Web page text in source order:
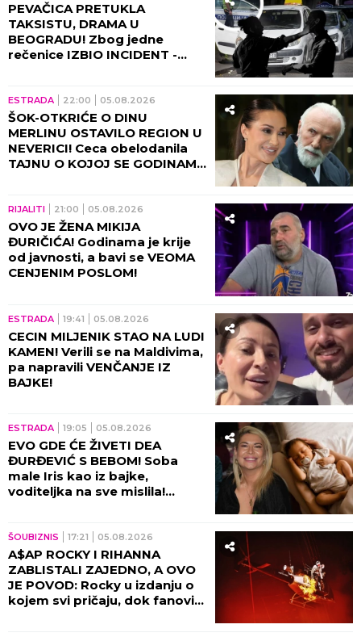
PEVAČICA PRETUKLA
TAKSISTU, DRAMA U
BEOGRADU! Zbog jedne
rečenice IZBIO INCIDENT -
ESTRADA 22:00 05.08.2026
ŠOK-OTKRIĆE O DINU
MERLINU OSTAVILO REGION U
NEVERICI! Ceca obelodanila
TAJNU O KOJOJ SE GODINAMA
RIJALITI 21:00 05.08.2026
OVO JE ŽENA MIKIJA
ĐURIČIĆA! Godinama je krije
od javnosti, a bavi se VEOMA
CENJENIM POSLOM!
ESTRADA 19:41 05.08.2026
CECIN MILJENIK STAO NA LUDI
KAMEN! Verili se na Maldivima,
pa napravili VENČANJE IZ
BAJKE!
ESTRADA 19:05 05.08.2026
EVO GDE ĆE ŽIVETI DEA
ĐURĐEVIĆ S BEBOM! Soba
male Iris kao iz bajke,
voditeljka na sve mislila!
ŠOUBIZNIS 17:21 05.08.2026
A$AP ROCKY I RIHANNA
ZABLISTALI ZAJEDNO, A OVO
JE POVOD: Rocky u izdanju o
kojem svi pričaju, dok fanovi